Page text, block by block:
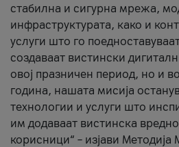
стабилна и сигурна мрежа,
инфраструктурата, како и
услуги што го
создаваат вистински
овој празничен период, но и
година, нашата мисија
технологии и услуги што
им додаваат вистинска
корисници“ – изјави Методија